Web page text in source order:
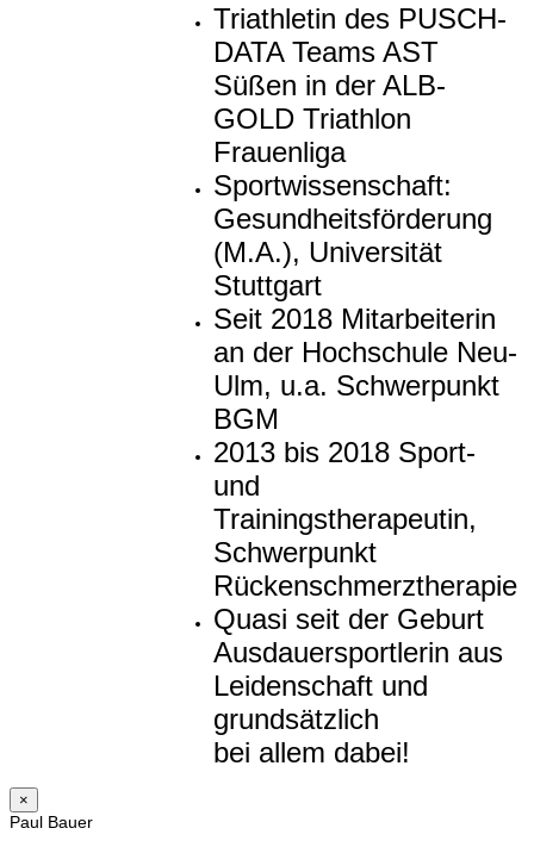
Triathletin des PUSCH-
DATA Teams AST
Süßen in der ALB-
GOLD Triathlon
Frauenliga
Sportwissenschaft:
Gesundheitsförderung
(M.A.), Universität
Stuttgart
Seit 2018 Mitarbeiterin
an der Hochschule Neu-
Ulm, u.a. Schwerpunkt
BGM
2013 bis 2018 Sport-
und
Trainingstherapeutin,
Schwerpunkt
Rückenschmerztherapie
Quasi seit der Geburt
Ausdauersportlerin aus
Leidenschaft und
grundsätzlich
bei allem dabei!
×
Paul Bauer